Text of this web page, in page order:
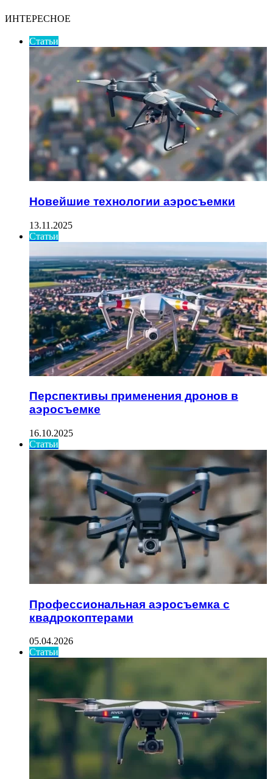
ИНТЕРЕСНОЕ
Статьи
Новейшие технологии аэросъемки
13.11.2025
Статьи
Перспективы применения дронов в
аэросъемке
16.10.2025
Статьи
Профессиональная аэросъемка с
квадрокоптерами
05.04.2026
Статьи